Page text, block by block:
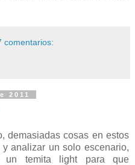
comentarios:
2011
demasiadas cosas en estos
analizar un solo escenario,
temita light para que